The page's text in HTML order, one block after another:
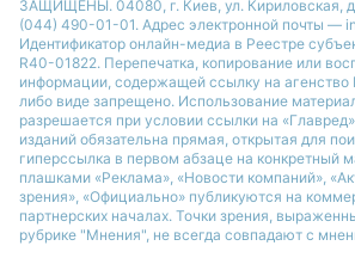
ЗАЩИЩЕНЫ. 04080, г. Киев, ул. Кириловская,
(044) 490-01-01. Адрес электронной почты —
Идентификатор онлайн-медиа в Реестре
R40-01822. Перепечатка, копирование или
информации, содержащей ссылку на
либо виде запрещено. Использование
разрешается при условии ссылки на
изданий обязательна прямая, открытая для
гиперссылка в первом абзаце на конкретный
плашками «Реклама», «Новости компаний»,
зрения», «Официально» публикуются на
партнерских началах. Точки зрения,
рубрике "Мнения", не всегда совпадают с